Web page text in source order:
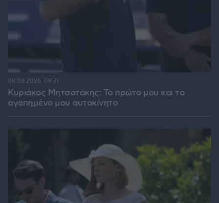
Κυριάκος Μητσοτάκης: Το πρώτο μου και το
αγαπημένο μου αυτοκίνητο
08.08.2026, 09:31